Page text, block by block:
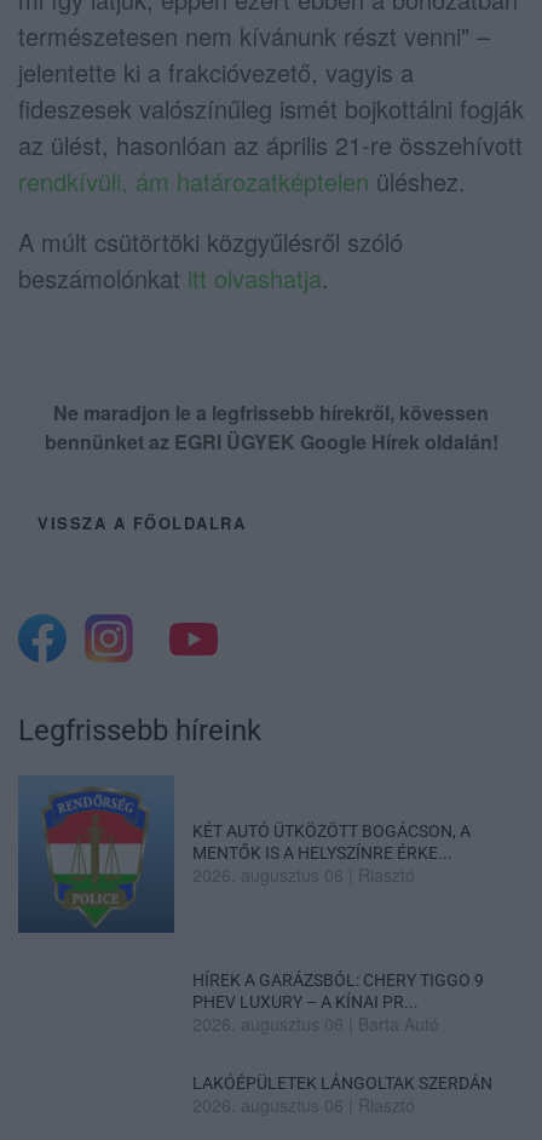
természetesen nem kívánunk részt venni" –
jelentette ki a frakcióvezető, vagyis a
fideszesek valószínűleg ismét bojkottálni fogják
az ülést, hasonlóan az április 21-re összehívott
rendkívüli, ám határozatképtelen üléshez.
A múlt csütörtöki közgyűlésről szóló
beszámolónkat itt olvashatja.
Ne maradjon le a legfrissebb hírekről, kövessen
bennünket az EGRI ÜGYEK Google Hírek oldalán!
VISSZA A FŐOLDALRA
Legfrissebb híreink
KÉT AUTÓ ÜTKÖZÖTT BOGÁCSON, A
MENTŐK IS A HELYSZÍNRE ÉRKE...
2026. augusztus 06 Riasztó
HÍREK A GARÁZSBÓL: CHERY TIGGO 9
PHEV LUXURY – A KÍNAI PR...
2026. augusztus 06 Barta Autó
LAKÓÉPÜLETEK LÁNGOLTAK SZERDÁN
2026. augusztus 06 Riasztó